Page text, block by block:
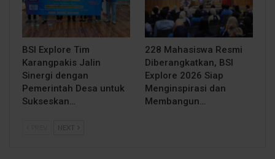
BSI Explore Tim
Karangpakis Jalin
Sinergi dengan
Pemerintah Desa untuk
Sukseskan…
228 Mahasiswa Resmi
Diberangkatkan, BSI
Explore 2026 Siap
Menginspirasi dan
Membangun…
NEXT